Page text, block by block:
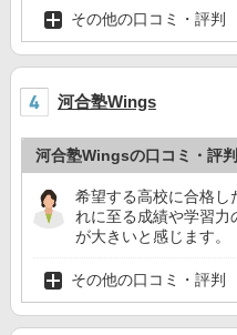
その他の口コミ・評判
河合塾Wings
河合塾Wingsの口コミ・評判
希望する高校に合格し
れに至る成績や学習力
が大きいと感じます。
その他の口コミ・評判